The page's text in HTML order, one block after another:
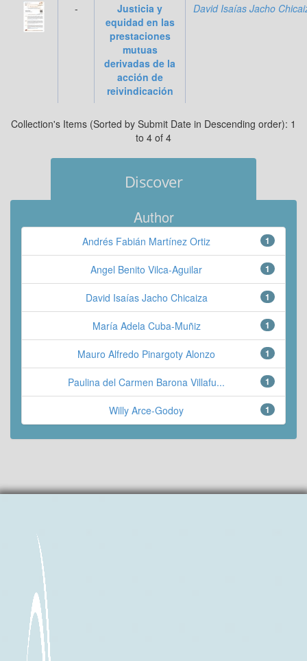
-
Justicia y
equidad en las
prestaciones
mutuas
derivadas de la
acción de
reivindicación
David Isaías Jacho
Collection's Items (Sorted by Submit Date in Descending order): 1
to 4 of 4
Discover
Author
1
Andrés Fabián Martínez Ortiz
1
Angel Benito Vilca-Aguilar
1
David Isaías Jacho Chicaiza
1
María Adela Cuba-Muñiz
1
Mauro Alfredo Pinargoty Alonzo
1
Paulina del Carmen Barona Villafu...
1
Willy Arce-Godoy